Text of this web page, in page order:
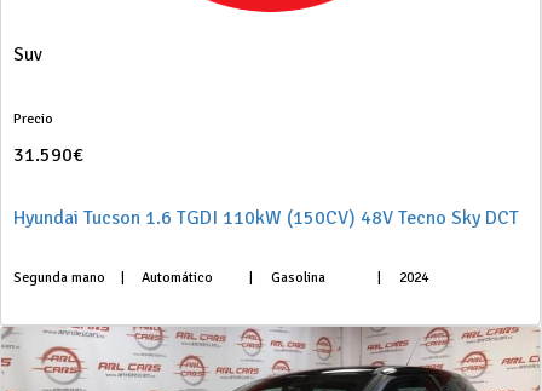
Suv
Precio
31.590€
Hyundai Tucson 1.6 TGDI 110kW (150CV) 48V Tecno Sky DCT
Segunda mano Automático Gasolina 2024